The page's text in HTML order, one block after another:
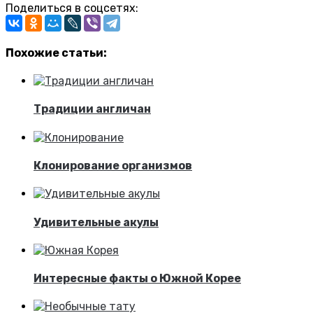
Поделиться в соцсетях:
Похожие статьи:
Традиции англичан
Клонирование организмов
Удивительные акулы
Интересные факты о Южной Корее